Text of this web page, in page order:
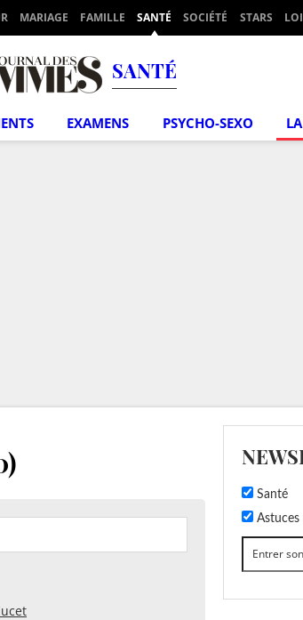
MARIAGE FAMILLE SANTÉ SOCIÉTÉ STARS
SANTÉ
EXAMENS PSYCHO-SEXO
Santé
Astuces